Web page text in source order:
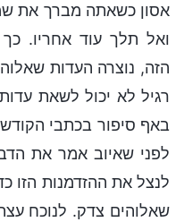
אסון כשאתה מברך את
ואל תלך עוד אחריו. כך
הזה, נוצרה העדות
רגיל לא יכול לשאת
באף סיפור בכתבי
לפני שאיוב אמר את
לנצל את ההזדמנות הזו
שאלוהים צדק. לנוכח